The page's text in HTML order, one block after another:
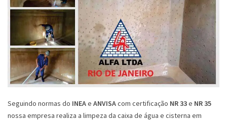
Seguindo normas do INEAe ANVISAcom certificação NR 33e NR 35
nossa empresa realiza a limpeza da caixa de água e cisterna em